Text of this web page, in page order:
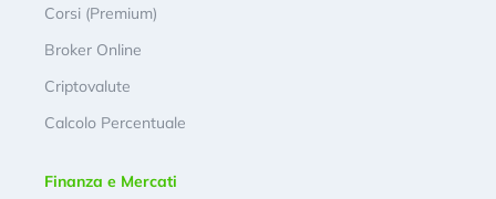
Corsi (Premium)
Broker Online
Criptovalute
Calcolo Percentuale
Finanza e Mercati